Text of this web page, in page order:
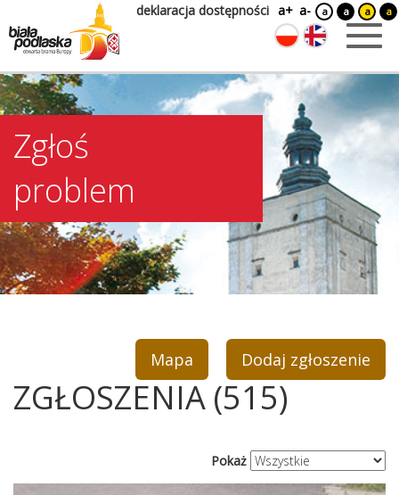
deklaracja dostępności a+ a- a a a a
Zgłoś
problem
Dodaj zgłoszenie
Mapa
ZGŁOSZENIA (515)
Pokaż